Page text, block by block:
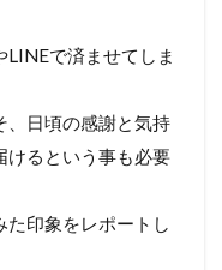
で済ませてしま
、日頃の感謝と気持
けるという事も必要
印象をレポートし